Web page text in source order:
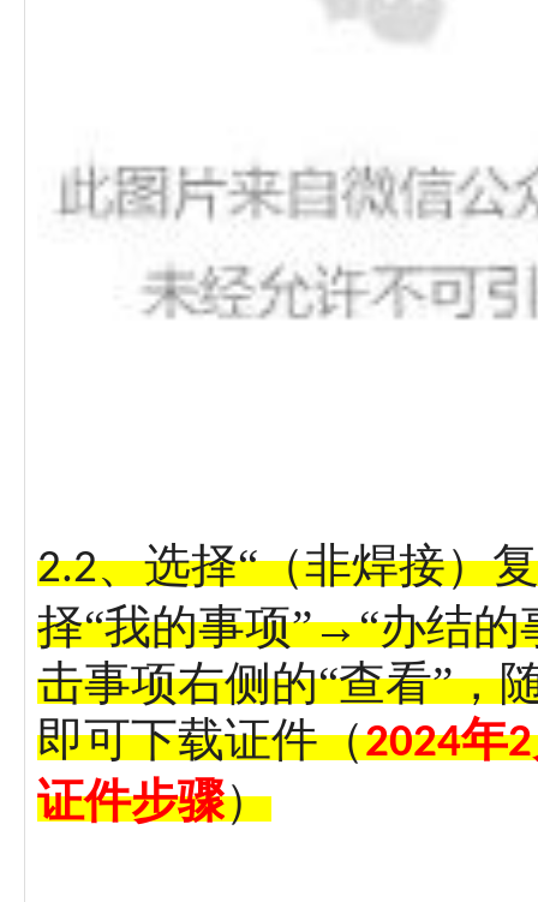
2.2、选择“（非焊接）
择“我的事项”→“办结
击事项右侧的“查看”，
即可下载证件（2024年2
证件步骤）